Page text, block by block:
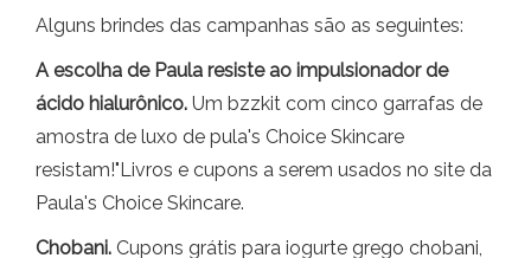
Alguns brindes das campanhas são as seguintes:
A escolha de Paula resiste ao impulsionador de
ácido hialurônico. Um bzzkit com cinco garrafas de
amostra de luxo de pula's Choice Skincare
resistam!"Livros e cupons a serem usados ​​no site da
Paula's Choice Skincare.
Chobani. Cupons grátis para iogurte grego chobani,